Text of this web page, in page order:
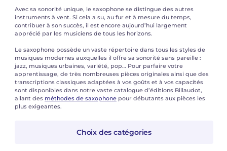
Avec sa sonorité unique, le saxophone se distingue des autres
instruments à vent. Si cela a su, au fur et à mesure du temps,
contribuer à son succès, il est encore aujourd’hui largement
apprécié par les musiciens de tous les horizons.
Le saxophone possède un vaste répertoire dans tous les styles de
musiques modernes auxquelles il offre sa sonorité sans pareille :
jazz, musiques urbaines, variété, pop… Pour parfaire votre
apprentissage, de très nombreuses pièces originales ainsi que des
transcriptions classiques adaptées à vos goûts et à vos capacités
sont disponibles dans notre vaste catalogue d’éditions Billaudot,
allant des méthodes de saxophone pour débutants aux pièces les
plus exigeantes.
Choix des catégories
Cours complets avec instruments
Voir tous les articles
Voir tous les articles
Voir tous les articles
Autres instruments
Harmonica
Clavier synthétiseur
Orchestres à vents
Voir tous les articles
Orchestre & Opéra
Voix
Concerto
Musique concertante
Voir tous les articles
Livres
Livrets d'opéra
Voir tous les articles
Musique vocale
Voir tous les articles
Marc-André DALBAVIE
Fernande DECRUCK
Thierry ESCAICH
Graciane FINZI
Marc-André DALBAVIE
Fernande DECRUCK
Thierry ESCAICH
Graciane FINZI